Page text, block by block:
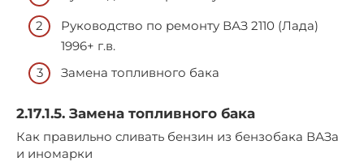
Руководство по ремонту ВАЗ 2110 (Лада)
1996+ г.в.
Замена топливного бака
2.17.1.5. Замена топливного бака
Как правильно сливать бензин из бензобака ВАЗа
и иномарки